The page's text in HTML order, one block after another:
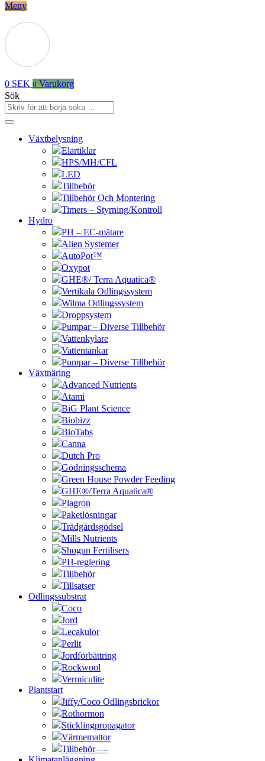
Meny
0 SEK 0 Varukorg
Sök
Växtbelysning
Elartiklar
HPS/MH/CFL
LED
Tillbehör
Tillbehör Och Montering
Timers – Styrning/Kontroll
Hydro
PH – EC-mätare
Alien Systemer
AutoPot™
Oxypot
GHE®/ Terra Aquatica®
Vertikala Odlingssystem
Wilma Odlingssystem
Droppsystem
Pumpar – Diverse Tillbehör
Vattenkylare
Vattentankar
Pumpar – Diverse Tillbehör
Växtnäring
Advanced Nutrients
Atami
BiG Plant Science
Biobizz
BioTabs
Canna
Dutch Pro
Gödningsschema
Green House Powder Feeding
GHE®/Terra Aquatica®
Plagron
Paketlösningar
Trädgårdsgödsel
Mills Nutrients
Shogun Fertilisers
PH-reglering
Tillbehör
Tillsatser
Odlingssubstrat
Coco
Jord
Lecakulor
Perlit
Jordförbättring
Rockwool
Vermiculite
Plantstart
Jiffy/Coco Odlingsbrickor
Rothormon
Sticklingpropagator
Värmemattor
Tillbehör—-